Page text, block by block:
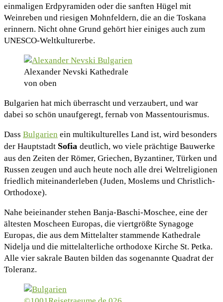
einmaligen Erdpyramiden oder die sanften Hügel mit
Weinreben und riesigen Mohnfeldern, die an die Toskana
erinnern. Nicht ohne Grund gehört hier einiges auch zum
UNESCO-Weltkulturerbe.
Alexander Nevski Kathedrale
von oben
Bulgarien hat mich überrascht und verzaubert, und war
dabei so schön unaufgeregt, fernab von Massentourismus.
Dass Bulgarien ein multikulturelles Land ist, wird besonders
der Hauptstadt Sofia deutlich, wo viele prächtige Bauwerke
aus den Zeiten der Römer, Griechen, Byzantiner, Türken und
Russen zeugen und auch heute noch alle drei Weltreligionen
friedlich miteinanderleben (Juden, Moslems und Christlich-
Orthodoxe).
Nahe beieinander stehen Banja-Baschi-Moschee, eine der
ältesten Moscheen Europas, die viertgrößte Synagoge
Europas, die aus dem Mittelalter stammende Kathedrale
Nidelja und die mittelalterliche orthodoxe Kirche St. Petka.
Alle vier sakrale Bauten bilden das sogenannte Quadrat der
Toleranz.